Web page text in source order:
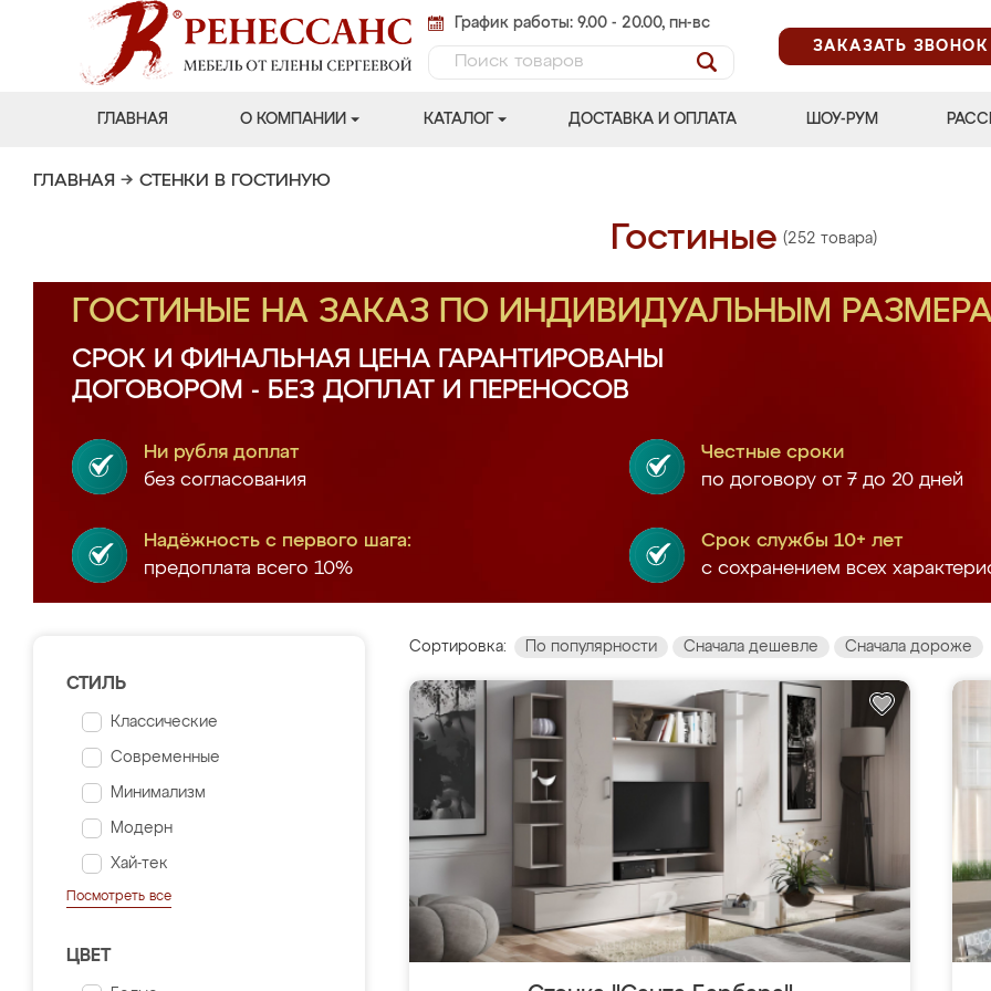
График работы: 9.00 - 20.00, пн-вс
ЗАКАЗАТЬ ЗВОНОК
ГЛАВНАЯ О КОМПАНИИ КАТАЛОГ ДОСТАВКА И ОПЛАТА ШОУ-РУМ
ГЛАВНАЯ → СТЕНКИ В ГОСТИНУЮ
Гостиные (252 товара)
ГОСТИНЫЕ НА ЗАКАЗ ПО ИНДИВИДУАЛЬНЫМ
СРОК И ФИНАЛЬНАЯ ЦЕНА ГАРАНТИРОВАНЫ
ДОГОВОРОМ - БЕЗ ДОПЛАТ И ПЕРЕНОСОВ
Ни рубля доплат
без согласования
Честные сроки
по договору от 7 до 20 дней
Надёжность с первого шага:
предоплата всего 10%
Срок службы 10+ лет
с сохранением всех
СТИЛЬ
Классические
Современные
Минимализм
Модерн
Хай-тек
Посмотреть все
ЦВЕТ
Сортировка: По популярности Сначала дешевле Сначала дороже